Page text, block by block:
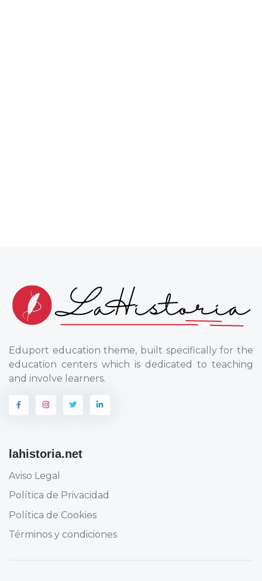
Eduport education theme, built specifically for the
education centers which is dedicated to teaching
and involve learners.
lahistoria.net
Aviso Legal
Política de Privacidad
Política de Cookies
Términos y condiciones